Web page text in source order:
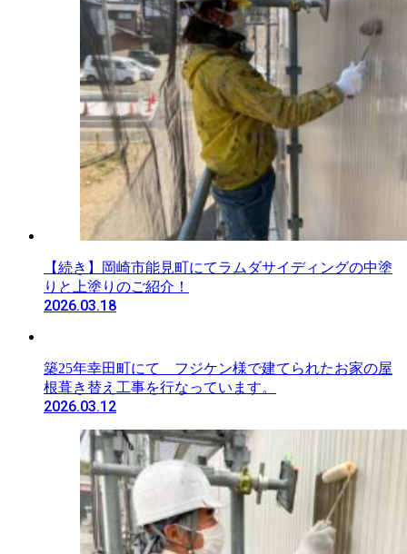
【続き】岡崎市能見町にてラムダサイディングの中塗
りと上塗りのご紹介！
2026.03.18
築25年幸田町にて フジケン様で建てられたお家の屋
根葺き替え工事を行なっています。
2026.03.12